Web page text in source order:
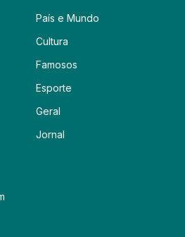
País e Mundo
Cultura
Famosos
Esporte
Geral
Jornal